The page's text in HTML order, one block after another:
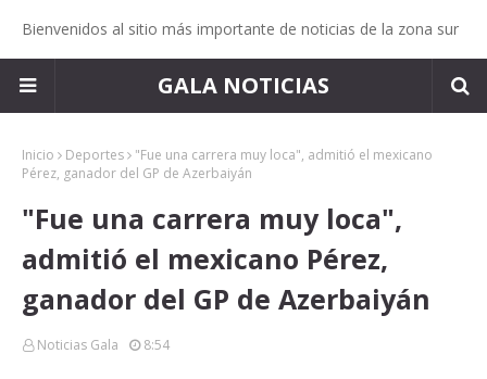
Bienvenidos al sitio más importante de noticias de la zona sur
GALA NOTICIAS
Inicio Deportes
"Fue una carrera muy loca", admitió el mexicano
Pérez, ganador del GP de Azerbaiyán
"Fue una carrera muy loca",
admitió el mexicano Pérez,
ganador del GP de Azerbaiyán
Noticias Gala 8:54